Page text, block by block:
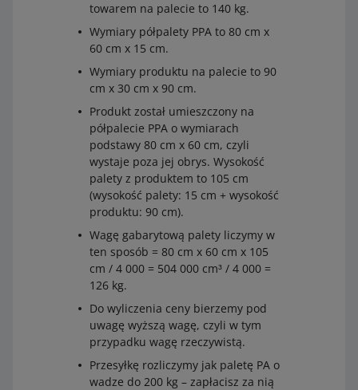
towarem na palecie to 140 kg.
Wymiary półpalety PPA to 80 cm x
60 cm x 15 cm.
Wymiary produktu na palecie to 90
cm x 30 cm x 90 cm.
Produkt został umieszczony na
półpalecie PPA o wymiarach
podstawy 80 cm x 60 cm, czyli
wystaje poza jej obrys. Wysokość
palety z produktem to 105 cm
(wysokość palety: 15 cm + wysokość
produktu: 90 cm).
Wagę gabarytową palety liczymy w
ten sposób = 80 cm x 60 cm x 105
cm / 4 000 = 504 000 cm³ / 4 000 =
126 kg.
Do wyliczenia ceny bierzemy pod
uwagę wyższą wagę, czyli w tym
przypadku wagę rzeczywistą.
Przesyłkę rozliczymy jak paletę PA o
wadze do 200 kg – zapłacisz za nią